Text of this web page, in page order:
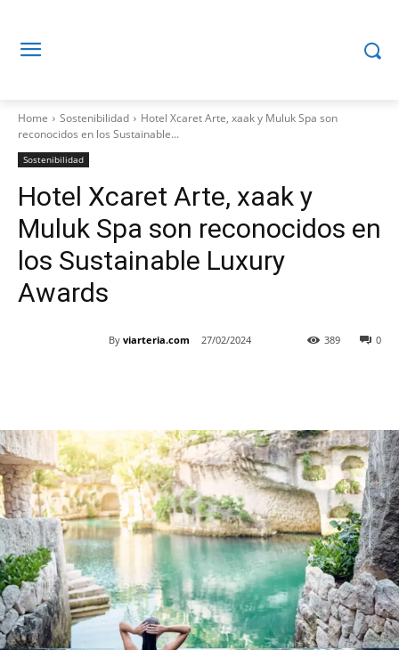
Home Sostenibilidad
Hotel Xcaret Arte, xaak y Muluk Spa son
reconocidos en los Sustainable...
Sostenibilidad
Hotel Xcaret Arte, xaak y
Muluk Spa son reconocidos en
los Sustainable Luxury
Awards
By viarteria.com 27/02/2024 0
389